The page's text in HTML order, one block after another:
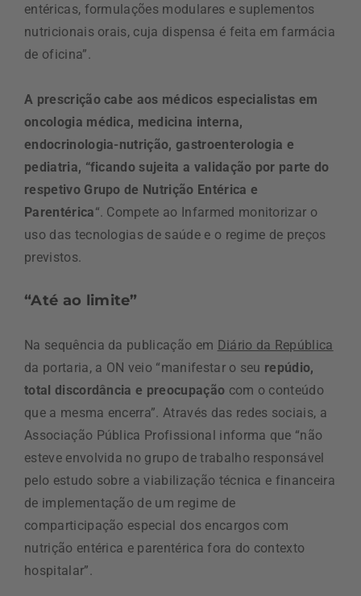
entéricas, formulações modulares e suplementos
nutricionais orais, cuja dispensa é feita em farmácia
de oficina”.
A prescrição cabe aos médicos especialistas em
oncologia médica, medicina interna,
endocrinologia-nutrição, gastroenterologia e
pediatria, “ficando sujeita a validação por parte do
respetivo Grupo de Nutrição Entérica e
Parentérica“. Compete ao Infarmed monitorizar o
uso das tecnologias de saúde e o regime de preços
previstos.
“Até ao limite”
Na sequência da publicação em Diário da República
da portaria, a ON veio “manifestar o seu repúdio,
total discordância e preocupação com o conteúdo
que a mesma encerra”. Através das redes sociais, a
Associação Pública Profissional informa que “não
esteve envolvida no grupo de trabalho responsável
pelo estudo sobre a viabilização técnica e financeira
de implementação de um regime de
comparticipação especial dos encargos com
nutrição entérica e parentérica fora do contexto
hospitalar”.